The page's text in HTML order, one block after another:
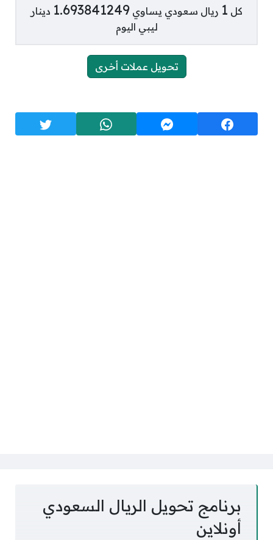
كل 1 ريال سعودي يساوي 1.693841249 دينار
ليبي اليوم
تحويل عملات أخرى
برنامج تحويل الريال السعودي
أونلاين